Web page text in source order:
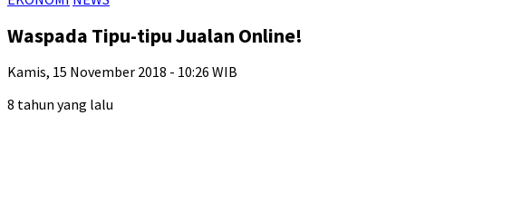
Waspada Tipu-tipu Jualan Online!
Kamis, 15 November 2018 - 10:26 WIB
8 tahun yang lalu